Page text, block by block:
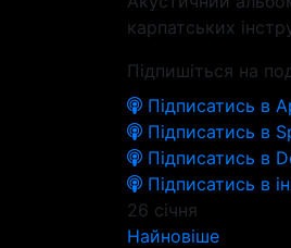
карпатських
Підпишіться на
Підписатись в
Підписатись в
Підписатись в
Підписатись в
26 січня
Найновіше